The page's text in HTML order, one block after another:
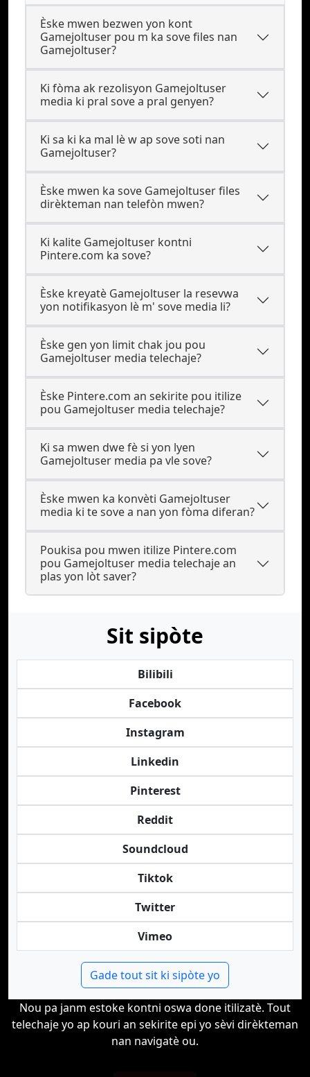
Èske mwen bezwen yon kont
Gamejoltuser pou m ka sove files nan
Gamejoltuser?
Ki fòma ak rezolisyon Gamejoltuser
media ki pral sove a pral genyen?
Ki sa ki ka mal lè w ap sove soti nan
Gamejoltuser?
Èske mwen ka sove Gamejoltuser files
dirèkteman nan telefòn mwen?
Ki kalite Gamejoltuser kontni
Pintere.com ka sove?
Èske kreyatè Gamejoltuser la resevwa
yon notifikasyon lè m' sove media li?
Èske gen yon limit chak jou pou
Gamejoltuser media telechaje?
Èske Pintere.com an sekirite pou itilize
pou Gamejoltuser media telechaje?
Ki sa mwen dwe fè si yon lyen
Gamejoltuser media pa vle sove?
Èske mwen ka konvèti Gamejoltuser
media ki te sove a nan yon fòma diferan?
Poukisa pou mwen itilize Pintere.com
pou Gamejoltuser media telechaje an
plas yon lòt saver?
Sit sipòte
Bilibili
Facebook
Instagram
Linkedin
Pinterest
Reddit
Soundcloud
Tiktok
Twitter
Vimeo
Gade tout sit ki sipòte yo
Nou pa janm estoke kontni oswa done itilizatè. Tout
telechaje yo ap kouri an sekirite epi yo sèvi dirèkteman
nan navigatè ou.